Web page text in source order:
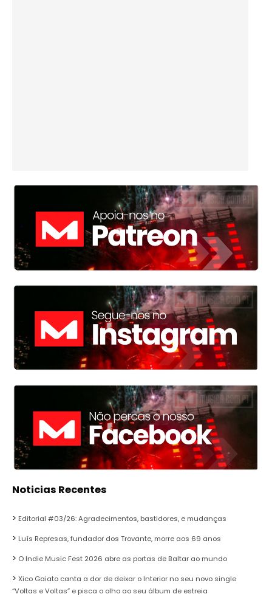
Noticias Recentes
Editorial #03/26: Agradecimentos, bastidores, e mudanças
Luís Represas, fundador dos Trovante, morre aos 69 anos
O Indie Music Fest 2026 abre as portas de Baltar ao mundo
Xico Gaiato canta a dor de deixar o Interior no seu novo single
“Voltas e Voltas” e pisca o olho ao seu álbum de estreia